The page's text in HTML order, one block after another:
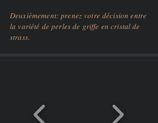
Deuxièmement: prenez votre décision entre
la variété de perles de griffe en cristal de
strass.